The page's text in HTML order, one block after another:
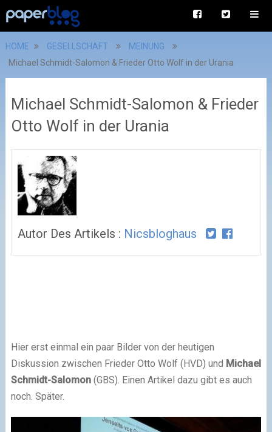
HOME GESELLSCHAFT
MEINUNG
Michael Schmidt-Salomon & Frieder Otto Wolf in der Urania
Michael Schmidt-Salomon & Frieder
Otto Wolf in der Urania
Autor Des Artikels : Nicsbloghaus
Hier erst einmal ein paar Bilder von der heutigen
Diskussion zwischen Frieder Otto Wolf (HVD) und Michael
Schmidt-Salomon(GBS). Einen Artikel dazu gibt es auch
noch. Später.